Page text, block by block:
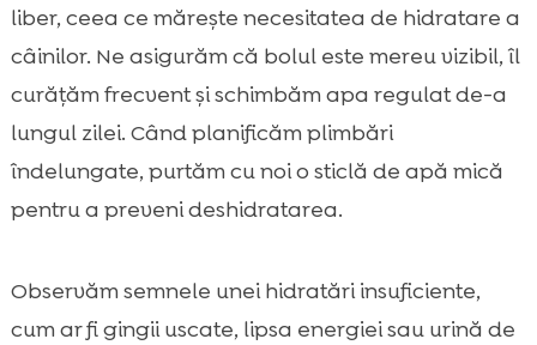
liber, ceea ce mărește necesitatea de hidratare a
câinilor. Ne asigurăm că bolul este mereu vizibil, îl
curățăm frecvent și schimbăm apa regulat de-a
lungul zilei. Când planificăm plimbări
îndelungate, purtăm cu noi o sticlă de apă mică
pentru a preveni deshidratarea.
Observăm semnele unei hidratări insuficiente,
cum ar fi gingii uscate, lipsa energiei sau urină de